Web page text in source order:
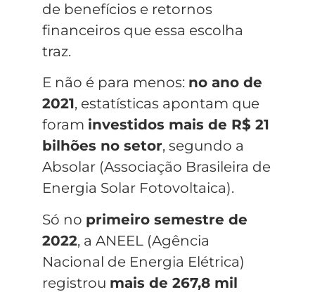
de benefícios e retornos
financeiros que essa escolha
traz.
E não é para menos: no ano de
2021, estatísticas apontam que
foram investidos mais de R$ 21
bilhões no setor, segundo a
Absolar (Associação Brasileira de
Energia Solar Fotovoltaica).
Só no primeiro semestre de
2022, a ANEEL (Agência
Nacional de Energia Elétrica)
registrou mais de 267,8 mil